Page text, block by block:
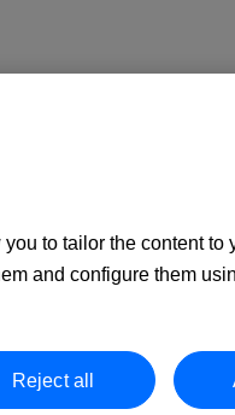
Folio 873,
to tailor the content to
and configure them
Reject all